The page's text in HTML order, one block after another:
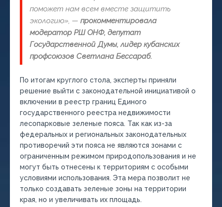
поможет нам всем вместе защитить
экологию», — прокомментировала
модератор РШ ОНФ, депутат
Государственной Думы, лидер кубанских
профсоюзов Светлана Бессараб.
По итогам круглого стола, эксперты приняли
решение выйти с законодательной инициативой о
включении в реестр границ Единого
государственного реестра недвижимости
лесопарковые зеленые пояса. Так как из-за
федеральных и региональных законодательных
противоречий эти пояса не являются зонами с
ограниченным режимом природопользования и не
могут быть отнесены к территориям с особыми
условиями использования. Эта мера позволит не
только создавать зеленые зоны на территории
края, но и увеличивать их площадь.